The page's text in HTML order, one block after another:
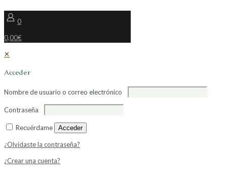
0
0,00€
✕
Acceder
Nombre de usuario o correo electrónico
Contraseña
Recuérdame Acceder
¿Olvidaste la contraseña?
¿Crear una cuenta?